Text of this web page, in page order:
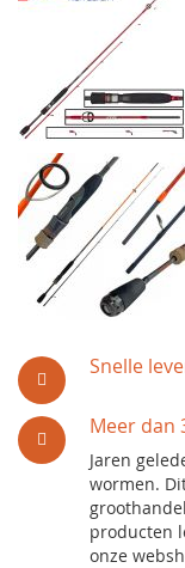
Snelle
Meer dan
Jaren
wormen.
producten
onze